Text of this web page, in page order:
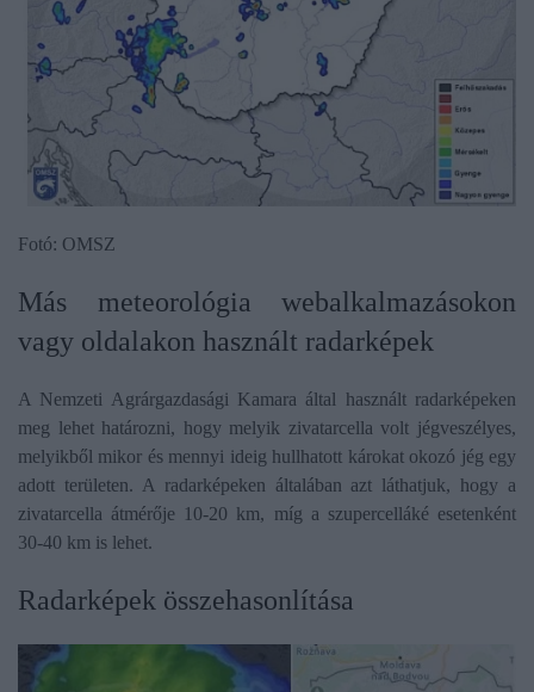
Fotó: OMSZ
Más meteorológia webalkalmazásokon
vagy oldalakon használt radarképek
A Nemzeti Agrárgazdasági Kamara által használt radarképeken
meg lehet határozni, hogy melyik zivatarcella volt jégveszélyes,
melyikből mikor és mennyi ideig hullhatott károkat okozó jég egy
adott területen. A radarképeken általában azt láthatjuk, hogy a
zivatarcella átmérője 10-20 km, míg a szupercelláké esetenként
30-40 km is lehet.
Radarképek összehasonlítása